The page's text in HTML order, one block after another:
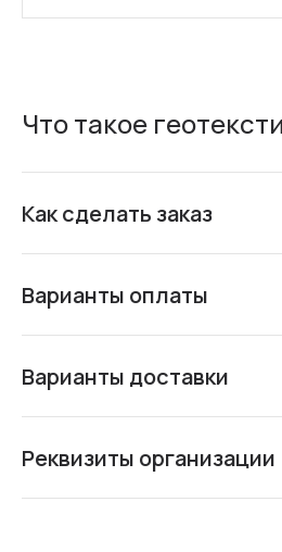
Что такое
Как сделать заказ
Варианты оплаты
Варианты доставки
Реквизиты организации